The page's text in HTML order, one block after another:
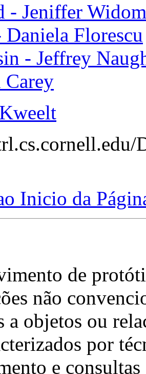
- Jeniffer Widom
Florescu
- Jeffrey
Inicio da
de
não
a objetos ou
por
e